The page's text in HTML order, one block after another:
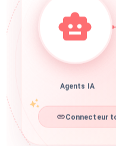
Agents IA
Connecteur